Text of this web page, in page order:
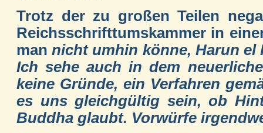
Trotz der zu großen Teilen
Reichsschrifttumskammer in
mannicht umhin könne, Harun el
Ich sehe auch in dem
keine Gründe, ein Verfahren
es uns gleichgültig sein, ob
Buddha glaubt. Vorwürfe